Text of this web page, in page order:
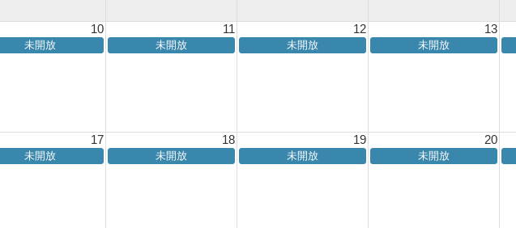
未開放 未開放 未開放 未開放
未開放 未開放 未開放 未開放
10 11 12 13
17 18 19 20